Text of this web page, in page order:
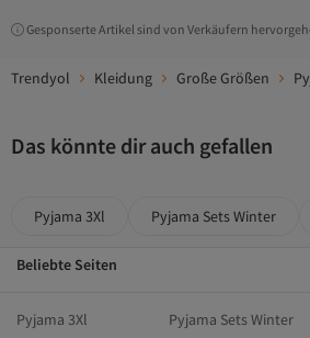
Gesponserte Artikel sind von Verkäufern
Trendyol Kleidung Große Größen
Das könnte dir auch gefallen
Pyjama 3Xl Pyjama Sets Winter
Beliebte Seiten
Pyjama 3Xl Pyjama Sets Winter